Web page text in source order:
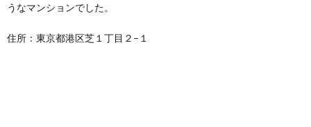
うなマンションでした。
住所：東京都港区芝１丁目２−１